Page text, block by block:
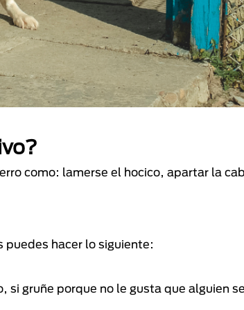
como: lamerse el hocico, apartar la
puedes hacer lo siguiente:
gruñe porque no le gusta que alguien